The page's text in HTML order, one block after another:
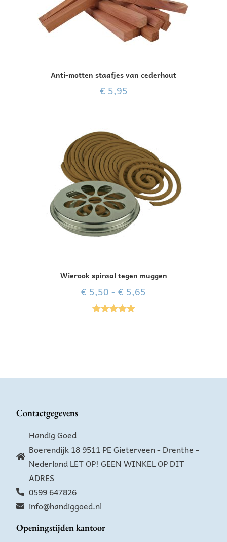
Anti-motten staafjes van cederhout
€ 5,95
Wierook spiraal tegen muggen
€ 5,50 - € 5,65
Contactgegevens
Handig Goed
Boerendijk 18 9511 PE Gieterveen - Drenthe -
Nederland LET OP! GEEN WINKEL OP DIT
ADRES
0599 647826
info@handiggoed.nl
Openingstijden kantoor